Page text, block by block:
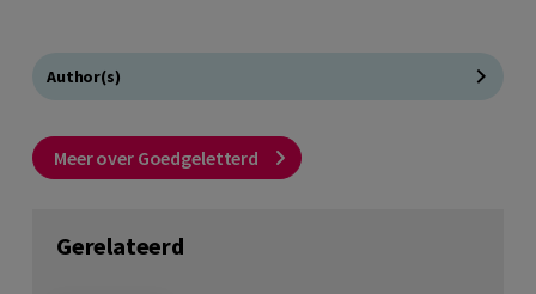
Author(s)
Meer over Goedgeletterd
Gerelateerd